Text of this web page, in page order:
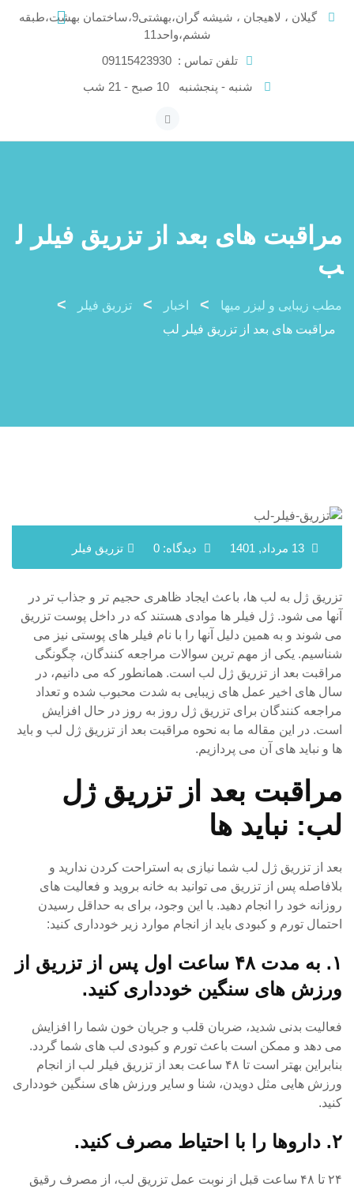
گیلان ، لاهیجان ، شیشه گران،بهشتی9،ساختمان بهشت،طبقه
ششم،واحد11
تلفن تماس :09115423930
شنبه - پنجشنبه
مراقبت های بعد از تزریق فیلر ل
ب
مطب زیبایی و لیزر میها > اخبار > تزریق فیلر >
مراقبت های بعد از تزریق فیلر لب
دیدگاه: 0 تزریق فیلر
تزریق ژل به لب ها، باعث ایجاد ظاهری حجیم تر و جذاب تر در
آنها می شود. ژل فیلر ها موادی هستند که در داخل پوست تزریق
می شوند و به همین دلیل آنها را با نام فیلر های پوستی نیز می
شناسیم. یکی از مهم ترین سوالات مراجعه کنندگان، چگونگی
مراقبت بعد از تزریق ژل لب است. همانطور که می دانیم، در
سال های اخیر عمل های زیبایی به شدت محبوب شده و تعداد
مراجعه کنندگان برای تزریق ژل روز به روز در حال افزایش
است. در این مقاله ما به نحوه مراقبت بعد از تزریق ژل لب و باید
ها و نباید های آن می پردازیم.
مراقبت بعد از تزریق ژل
لب: نباید ها
بعد از تزریق ژل لب شما نیازی به استراحت کردن ندارید و
بلافاصله پس از تزریق می توانید به خانه بروید و فعالیت های
روزانه خود را انجام دهید. با این وجود، برای به حداقل رسیدن
احتمال تورم و کبودی باید از انجام موارد زیر خودداری کنید:
۱. به مدت ۴۸ ساعت اول پس از تزریق از
ورزش های سنگین خودداری کنید.
فعالیت بدنی شدید، ضربان قلب و جریان خون شما را افزایش
می دهد و ممکن است باعث تورم و کبودی لب های شما گردد.
بنابراین بهتر است تا ۴۸ ساعت بعد از تزریق فیلر لب از انجام
ورزش هایی مثل دویدن، شنا و سایر ورزش های سنگین خودداری
کنید.
۲. داروها را با احتیاط مصرف کنید.
۲۴ تا ۴۸ ساعت قبل از نوبت عمل تزریق لب، از مصرف رقیق